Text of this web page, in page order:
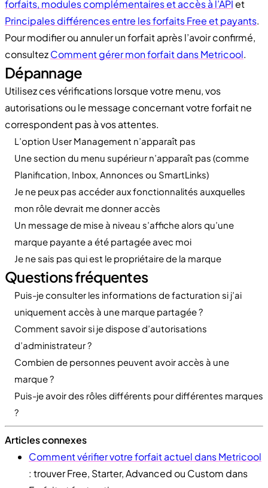
forfaits, modules complémentaires et accès à l’APIet
Principales différences entre les forfaits Free et payants.
Pour modifier ou annuler un forfait après l’avoir confirmé,
consultezComment gérer mon forfait dans Metricool.
Dépannage
Utilisez ces vérifications lorsque votre menu, vos
autorisations ou le message concernant votre forfait ne
correspondent pas à vos attentes.
L’option User Management n’apparaît pas
Une section du menu supérieur n’apparaît pas (comme
Planification, Inbox, Annonces ou SmartLinks)
Je ne peux pas accéder aux fonctionnalités auxquelles
mon rôle devrait me donner accès
Un message de mise à niveau s’affiche alors qu’une
marque payante a été partagée avec moi
Je ne sais pas qui est le propriétaire de la marque
Questions fréquentes
Puis-je consulter les informations de facturation si j’ai
uniquement accès à une marque partagée ?
Comment savoir si je dispose d’autorisations
d’administrateur ?
Combien de personnes peuvent avoir accès à une
marque ?
Puis-je avoir des rôles différents pour différentes marques
?
Articles connexes
Comment vérifier votre forfait actuel dans Metricool
: trouver Free, Starter, Advanced ou Custom dans